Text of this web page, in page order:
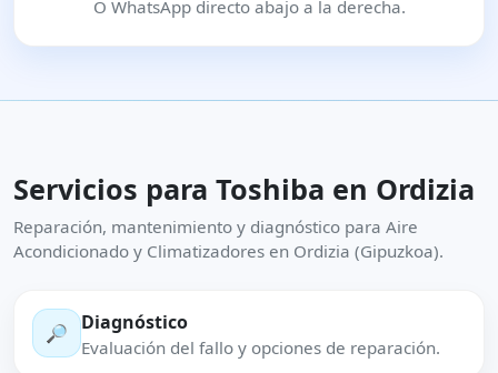
O WhatsApp directo abajo a la derecha.
Servicios para Toshiba en Ordizia
Reparación, mantenimiento y diagnóstico para Aire
Acondicionado y Climatizadores en Ordizia (Gipuzkoa).
🔎 Diagnóstico
Evaluación del fallo y opciones de reparación.